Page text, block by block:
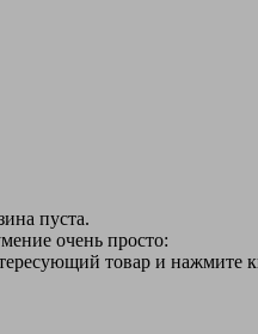
пуста.
очень просто:
товар и нажмите